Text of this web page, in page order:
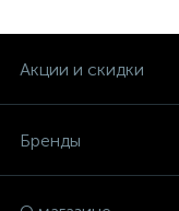
Акции и скидки
Бренды